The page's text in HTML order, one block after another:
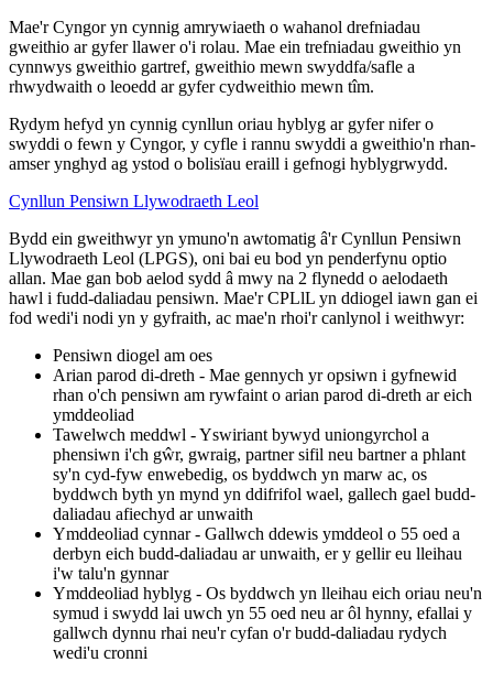
Mae'r Cyngor yn cynnig amrywiaeth o wahanol drefniadau
gweithio ar gyfer llawer o'i rolau. Mae ein trefniadau gweithio yn
cynnwys gweithio gartref, gweithio mewn swyddfa/safle a
rhwydwaith o leoedd ar gyfer cydweithio mewn tîm.
Rydym hefyd yn cynnig cynllun oriau hyblyg ar gyfer nifer o
swyddi o fewn y Cyngor, y cyfle i rannu swyddi a gweithio'n rhan-
amser ynghyd ag ystod o bolisïau eraill i gefnogi hyblygrwydd.
Cynllun Pensiwn Llywodraeth Leol
Bydd ein gweithwyr yn ymuno'n awtomatig â'r Cynllun Pensiwn
Llywodraeth Leol (LPGS), oni bai eu bod yn penderfynu optio
allan. Mae gan bob aelod sydd â mwy na 2 flynedd o aelodaeth
hawl i fudd-daliadau pensiwn. Mae'r CPLlL yn ddiogel iawn gan ei
fod wedi'i nodi yn y gyfraith, ac mae'n rhoi'r canlynol i weithwyr:
Pensiwn diogel am oes
Arian parod di-dreth - Mae gennych yr opsiwn i gyfnewid
rhan o'ch pensiwn am rywfaint o arian parod di-dreth ar eich
ymddeoliad
Tawelwch meddwl - Yswiriant bywyd uniongyrchol a
phensiwn i'ch gŵr, gwraig, partner sifil neu bartner a phlant
sy'n cyd-fyw enwebedig, os byddwch yn marw ac, os
byddwch byth yn mynd yn ddifrifol wael, gallech gael budd-
daliadau afiechyd ar unwaith
Ymddeoliad cynnar - Gallwch ddewis ymddeol o 55 oed a
derbyn eich budd-daliadau ar unwaith, er y gellir eu lleihau
i'w talu'n gynnar
Ymddeoliad hyblyg - Os byddwch yn lleihau eich oriau neu'n
symud i swydd lai uwch yn 55 oed neu ar ôl hynny, efallai y
gallwch dynnu rhai neu'r cyfan o'r budd-daliadau rydych
wedi'u cronni